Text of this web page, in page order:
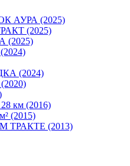
АУРА (2025)
(2025)
(2024)
км (2016)
(2015)
(2013)